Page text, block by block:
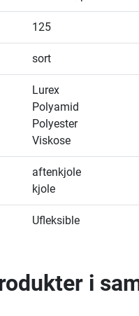
125
sort
Lurex
Polyamid
Polyester
Viskose
aftenkjole
kjole
Ufleksible
i